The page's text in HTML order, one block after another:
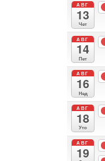
АВГ
13
Чет
АВГ
14
Пет
АВГ
16
Нед
АВГ
18
Уто
АВГ
19